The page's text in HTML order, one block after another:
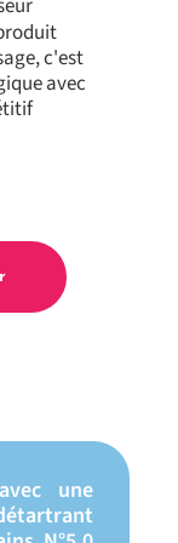
c'est
avec
une